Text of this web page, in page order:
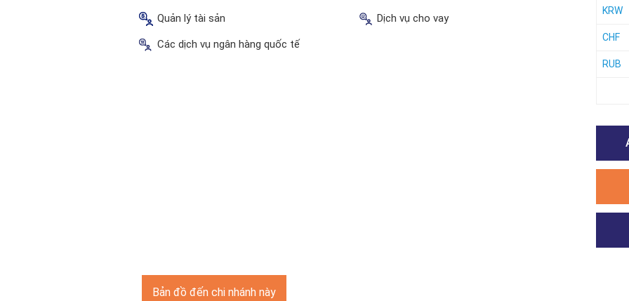
Quản lý tài sản Dịch vụ cho vay
Các dịch vụ ngân hàng quốc tế
Bản đồ đến chi nhánh này
KRW
CHF
RUB